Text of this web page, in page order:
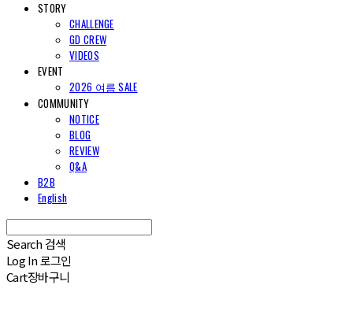
STORY
CHALLENGE
GD CREW
VIDEOS
EVENT
2026 여름 SALE
COMMUNITY
NOTICE
BLOG
REVIEW
Q&A
B2B
English
Search 검색
Log In로그인
Cart장바구니